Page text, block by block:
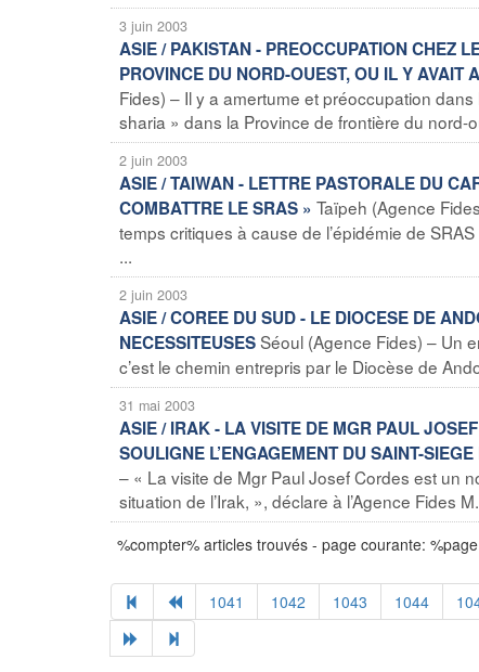
3 juin 2003
ASIE / PAKISTAN - PREOCCUPATION CHEZ
PROVINCE DU NORD-OUEST, OU IL Y
Fides) – Il y a amertume et préoccupation
sharia » dans la Province de frontière du
2 juin 2003
ASIE / TAIWAN - LETTRE PASTORALE DU
COMBATTRE LE SRAS » Taïpeh (Agence
temps critiques à cause de l’épidémie de
...
2 juin 2003
ASIE / COREE DU SUD - LE DIOCESE DE
NECESSITEUSESSéoul (Agence Fides) – Un
c’est le chemin entrepris par le Diocèse de
31 mai 2003
ASIE / IRAK - LA VISITE DE MGR PAUL
SOULIGNE L’ENGAGEMENT DU SAINT-
– « La visite de Mgr Paul Josef Cordes est un
situation de l’Irak, », déclare à l’Agence Fides
%compter% articles trouvés - page courante:
1041 1042 1043 1044